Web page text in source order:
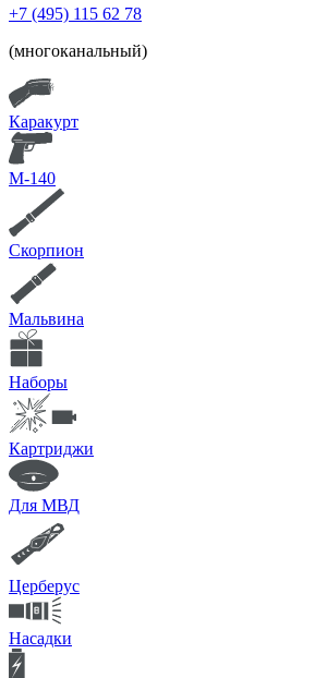
+7 (495) 115 62 78
(многоканальный)
Каракурт
М-140
Скорпион
Мальвина
Наборы
Картриджи
Для МВД
Церберус
Насадки